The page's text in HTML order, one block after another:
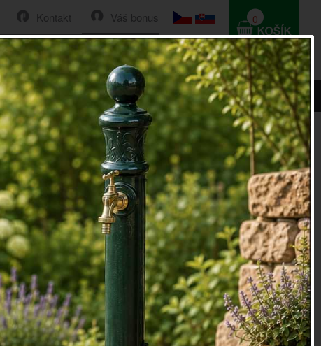
Váš bonus
Kontakt
HLEDAT
0
0 Kč
plechová retro
retro zelená. Výška s pokličkou 35cm, šířka
průměr 16cm. Nalévací hrdlo 12.5cm.
i pokličky: plech
doplnit stylovým kbelíkem, hrníčkem, nebo cedníkem
plechu.